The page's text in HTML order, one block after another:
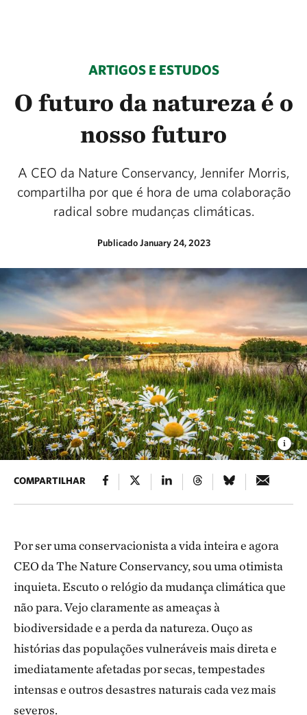
ARTIGOS E ESTUDOS
O futuro da natureza é o
nosso futuro
A CEO da Nature Conservancy, Jennifer Morris,
compartilha por que é hora de uma colaboração
radical sobre mudanças climáticas.
Publicado January 24, 2023
COMPARTILHAR
Por ser uma conservacionista a vida inteira e agora
CEO da The Nature Conservancy, sou uma otimista
inquieta. Escuto o relógio da mudança climática que
não para. Vejo claramente as ameaças à
biodiversidade e a perda da natureza. Ouço as
histórias das populações vulneráveis mais direta e
imediatamente afetadas por secas, tempestades
intensas e outros desastres naturais cada vez mais
severos.